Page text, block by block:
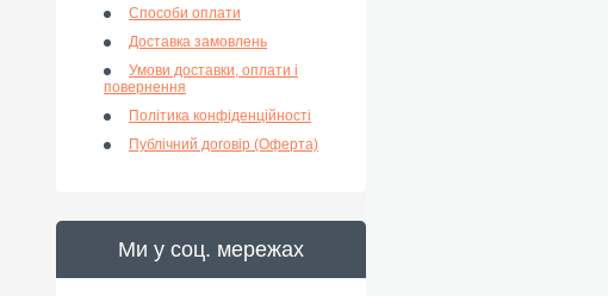
Способи оплати
Доставка замовлень
Умови доставки, оплати і
повернення
Політика конфіденційності
Публічний договір (Оферта)
Ми у соц. мережах